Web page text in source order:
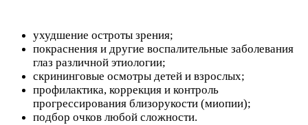
ухудшение остроты зрения;
покраснения и другие воспалительные заболевания
глаз различной этиологии;
скрининговые осмотры детей и взрослых;
профилактика, коррекция и контроль
прогрессирования близорукости (миопии);
подбор очков любой сложности.